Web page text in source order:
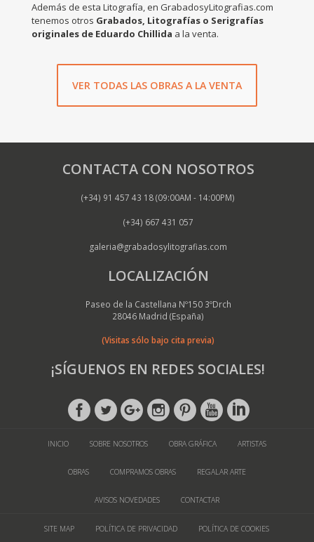
Además de esta Litografía, en GrabadosyLitografias.com
tenemos otros Grabados, Litografías o Serigrafías
originales de Eduardo Chillida a la venta.
VER TODAS LAS OBRAS A LA VENTA
CONTACTA CON NOSOTROS
(+34) 91 457 43 18 (09:00AM - 14:00PM)
(+34) 667 431 057
galeria@grabadosylitografias.com
LOCALIZACIÓN
Paseo de la Castellana Nº150 3ºDrch
28046 Madrid (España)
(Visitas sólo bajo cita previa)
¡SÍGUENOS EN REDES SOCIALES!
INICIO SOBRE NOSOTROS OBRA GRÁFICA ARTISTAS
OBRAS COMPRAMOS OBRAS REGALAR ARTE
AVISOS NOVEDADES CONTACTAR
SITE MAP POLÍTICA DE PRIVACIDAD POLÍTICA DE COOKIES